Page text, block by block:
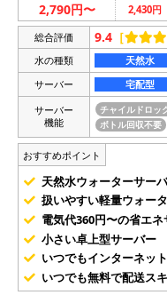
2,790円〜 2,430円
総合評価 9.4 ［
水の種類 天然水
サーバー
宅配型
サーバー
機能
チャイルドロッ
ボトル回収不要
おすすめポイント
天然水ウォーターサー
扱いやすい軽量ウォー
電気代360円〜の省エ
小さい卓上型サーバー
いつでもインターネッ
いつでも無料で配送ス